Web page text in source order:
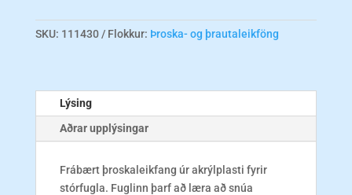
Fortune
SKU: 111430 Flokkur: Þroska- og þrautaleikföng
Lýsing
Aðrar upplýsingar
Frábært þroskaleikfang úr akrýlplasti fyrir
stórfugla. Fuglinn þarf að læra að snúa